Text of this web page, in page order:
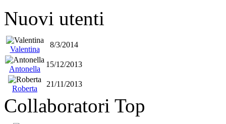
Nuovi utenti
Valentina
8/3/2014
Antonella
15/12/2013
Roberta
21/11/2013
Collaboratori Top